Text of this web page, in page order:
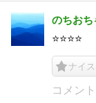
のちおち
⭐️⭐️⭐️⭐️
ナイス
コメン